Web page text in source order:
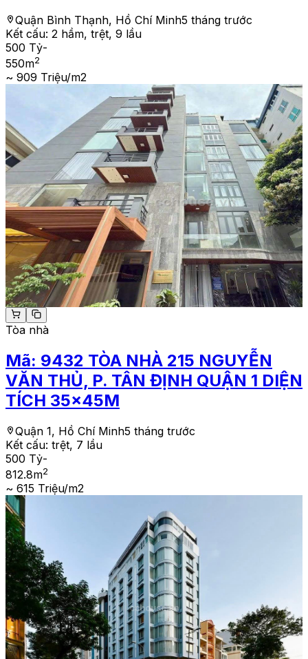
Quận Bình Thạnh, Hồ Chí Minh5 tháng trước
Kết cấu: 2 hầm, trệt, 9 lầu
500 Tỷ-
550m2
~ 909 Triệu/m2
Tòa nhà
Mã: 9432 TÒA NHÀ 215 NGUYỄN
VĂN THỦ, P. TÂN ĐỊNH QUẬN 1 DIỆN
TÍCH 35x45M
Quận 1, Hồ Chí Minh5 tháng trước
Kết cấu: trệt, 7 lầu
500 Tỷ-
812.8m2
~ 615 Triệu/m2